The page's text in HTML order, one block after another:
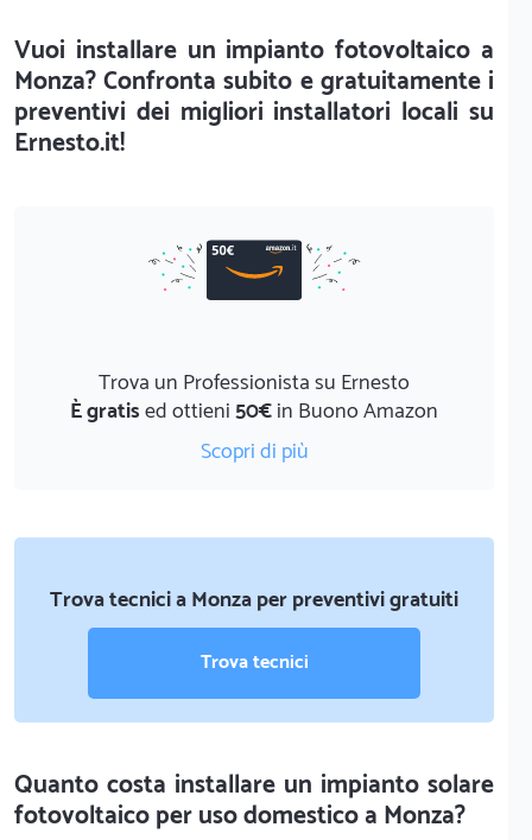
Vuoi installare un impianto fotovoltaico a
Monza? Confronta subito e gratuitamente i
preventivi dei migliori installatori locali su
Ernesto.it!
Trova un Professionista su Ernesto
È gratised ottieni50€in Buono Amazon
Scopri di più
Trova tecnici a Monza per preventivi gratuiti
Trova tecnici
Quanto costa installare un impianto solare
fotovoltaico per uso domestico a Monza?